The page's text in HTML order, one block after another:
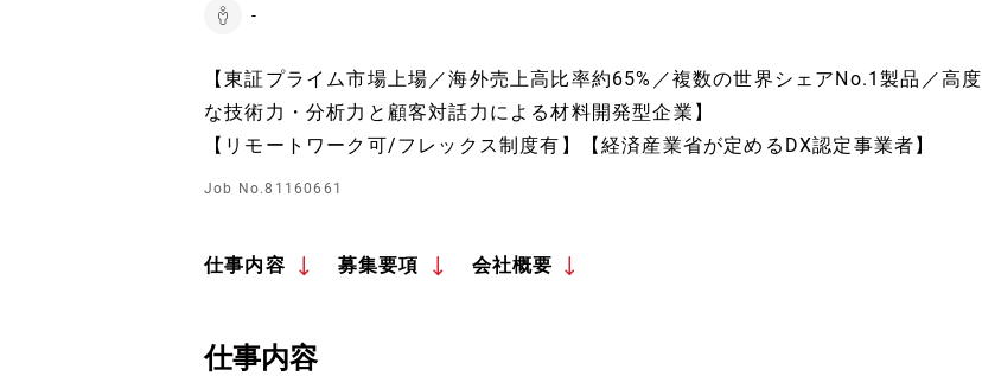
-
【東証プライム市場上場／海外売上高比率約65%／複数の世界シェアNo.1製品／高度
な技術力・分析力と顧客対話力による材料開発型企業】
【リモートワーク可/フレックス制度有】【経済産業省が定めるDX認定事業者】
Job No.81160661
仕事内容 募集要項 会社概要
仕事内容